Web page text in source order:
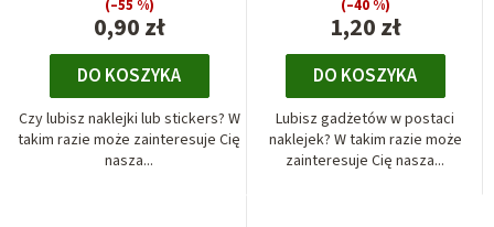
0,90 zł
(–55 %)
DO KOSZYKA
Czy lubisz naklejki lub stickers? W
takim razie może zainteresuje Cię
nasza...
1,20 zł
(–40 %)
DO KOSZYKA
Lubisz gadżetów w postaci
naklejek? W takim razie może
zainteresuje Cię nasza...